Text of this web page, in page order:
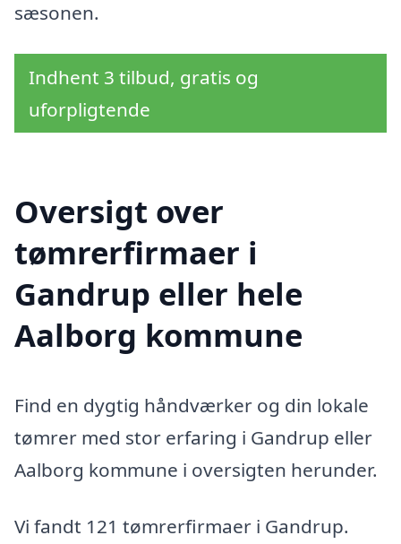
sæsonen.
Indhent 3 tilbud, gratis og
uforpligtende
Oversigt over
tømrerfirmaer i
Gandrup eller hele
Aalborg kommune
Find en dygtig håndværker og din lokale
tømrer med stor erfaring i Gandrup eller
Aalborg kommune i oversigten herunder.
Vi fandt 121 tømrerfirmaer i Gandrup.